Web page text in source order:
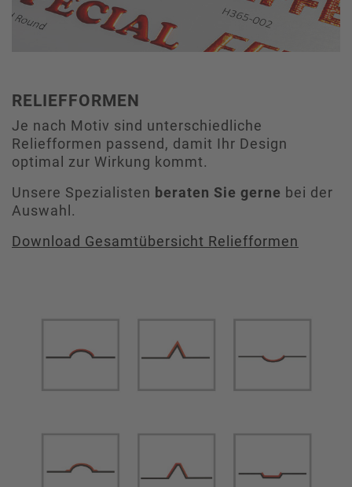
RELIEFFORMEN
Je nach Motiv sind unterschiedliche
Reliefformen passend, damit Ihr Design
optimal zur Wirkung kommt.
Unsere Spezialisten beraten Sie gerne bei der
Auswahl.
Download Gesamtübersicht Reliefformen